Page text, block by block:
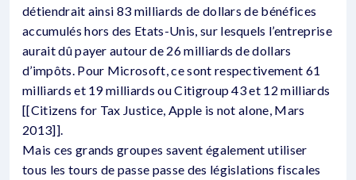
détiendrait ainsi 83 milliards de dollars de bénéfices
accumulés hors des Etats-Unis, sur lesquels l’entreprise
aurait dû payer autour de 26 milliards de dollars
d’impôts. Pour Microsoft, ce sont respectivement 61
milliards et 19 milliards ou Citigroup 43 et 12 milliards
[[Citizens for Tax Justice, Apple is not alone, Mars
2013]].
Mais ces grands groupes savent également utiliser
tous les tours de passe passe des législations fiscales